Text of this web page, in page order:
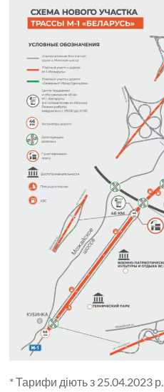
* Тарифи діють з 25.04.2023 р.